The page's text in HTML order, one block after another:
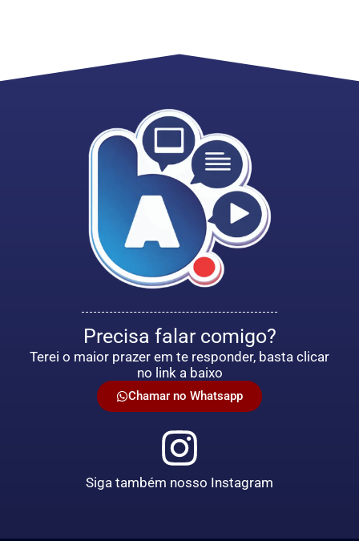
Precisa falar comigo?
Terei o maior prazer em te responder, basta clicar
no link a baixo
Chamar no Whatsapp
Siga também nosso Instagram